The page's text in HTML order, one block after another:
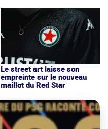
Le street art laisse son
empreinte sur le nouveau
maillot du Red Star